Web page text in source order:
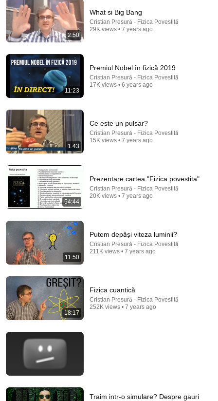
Cum să întelegi Teoria Relativității
Zaiafet • 254K views
Cristian Presură - Fizica Povestită
2:50
What si Big Bang
Cristian Presură - Fizica Povestită
29K views • 7 years ago
11:23
Premiul Nobel în fizică 2019
Cristian Presură - Fizica Povestită
17K views • 6 years ago
1:43
Ce este un pulsar?
Cristian Presură - Fizica Povestită
15K views • 7 years ago
54:44
Prezentare cartea "Fizica povestita"
Cristian Presură - Fizica Povestită
20K views • 7 years ago
11:50
Putem depăși viteza luminii?
Cristian Presură - Fizica Povestită
211K views • 7 years ago
18:17
Fizica cuantică
Cristian Presură - Fizica Povestită
252K views • 7 years ago
Traim intr-o simulare? Despre gauri